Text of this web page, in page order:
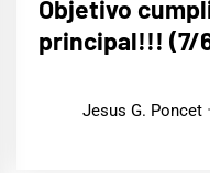
Objetivo
principal!!! (7/
Jesus G. Poncet